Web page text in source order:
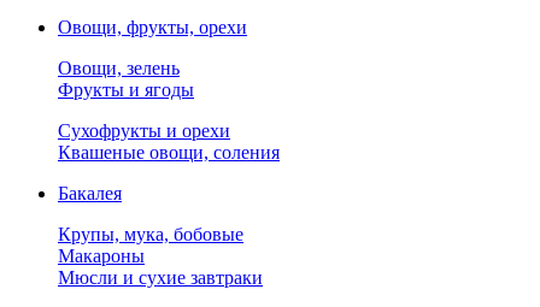
Овощи, фрукты, орехи
Овощи, зелень
Фрукты и ягоды
Сухофрукты и орехи
Квашеные овощи, соления
Бакалея
Крупы, мука, бобовые
Макароны
Мюсли и сухие завтраки